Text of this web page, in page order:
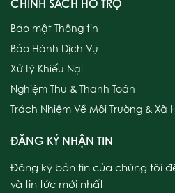
CHÍNH SÁCH HỖ TRỢ
Bảo mật Thông tin
Bảo Hành Dịch Vụ
Xử Lý Khiếu Nại
Nghiệm Thu & Thanh Toán
Trách Nhiệm Về Môi Trường & Xã
ĐĂNG KÝ NHẬN TIN
Đăng ký bản tin của chúng tôi
và tin tức mới nhất